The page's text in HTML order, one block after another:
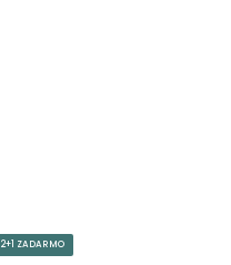
2+1 ZADARMO